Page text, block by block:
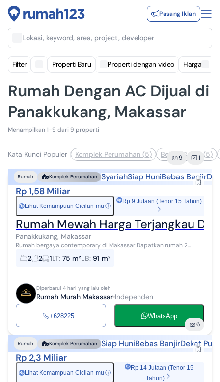
Pasang Iklan
Lokasi, keyword, area, project, developer
Filter Properti Baru Properti dengan video Harga
Rumah Dengan AC Dijual di
Panakkukang, Makassar
Menampilkan 1-9 dari 9 properti
Kata Kunci Populer | Komplek Perumahan (5) Bebas Banjir (5)
9 1
Rumah Komplek Perumahan SyariahSiap HuniBebas Banjir
Rp 1,58 Miliar
Rp Lihat Kemampuan Cicilan-mu ⓘ
Rp 9 Jutaan (Tenor 15 Tahun)
Rumah Mewah Harga Terjangkau
Panakkukang, Makassar
Rumah bergaya contemporary di Makassar Dapatkan rumah 2
lantai yang nyaman ini, dijual dengan pemandangan indah yang
menambah nilai estetika di l...
2 2 1LT: 75 m²LB: 91 m²
Diperbarui 4 hari yang lalu oleh
Rumah Murah Makassar Independen
+628225... WhatsApp
6
Rumah Komplek Perumahan Siap HuniBebas BanjirDekat
Rp 2,3 Miliar
Rp Lihat Kemampuan Cicilan-mu ⓘ
Rp 14 Jutaan (Tenor 15
Tahun)